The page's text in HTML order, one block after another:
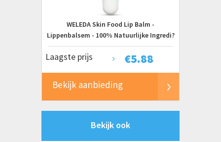
€ 0 tot € 10+
WELEDA Skin Food Lip Balm -
Lippenbalsem - 100% Natuurlijke Ingredi?
nten - 8ml
€5.88
Laagste prijs
Bekijk aanbieding
Bekijk ook